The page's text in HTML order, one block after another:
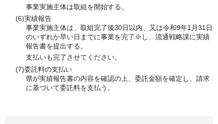
事業実施主体は取組を開始する。
(6)実績報告
事業実施主体は、取組完了後30日以内、又は令和9年1月31日
のいずれか早い日までに事業を完了※し、流通戦略課に実績
報告書を提出する。
支払いも完了させてください。
(7)委託料の支払い
県が実績報告書の内容を確認の上、委託金額を確定し、請求
に基づいて委託料を支払う。